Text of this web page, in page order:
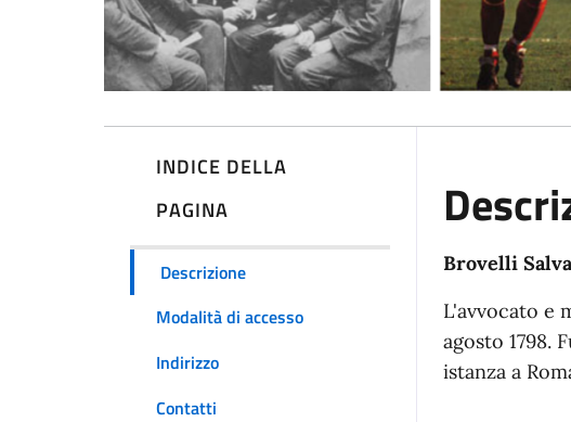
INDICE DELLA
PAGINA
Descrizione
Modalità di accesso
Indirizzo
Contatti
Brovelli
L'avvocato e
agosto 1798.
istanza a